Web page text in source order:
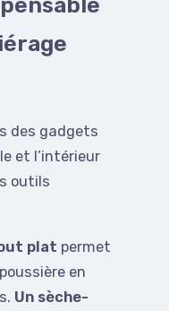
des gadgets
et l’intérieur
outils
plat permet
en
Un sèche-